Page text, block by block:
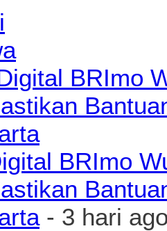
BRImo
- 3 hari